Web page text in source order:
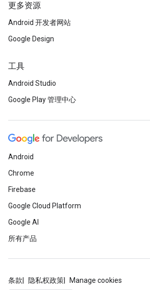
更多资源
Android 开发者网站
Google Design
工具
Android Studio
Google Play 管理中心
Android
Chrome
Firebase
Google Cloud Platform
Google AI
所有产品
条款 隐私权政策 Manage cookies